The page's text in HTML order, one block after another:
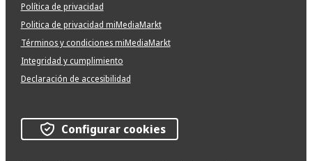
Política de privacidad
Politica de privacidad miMediaMarkt
Términos y condiciones miMediaMarkt
Integridad y cumplimiento
Declaración de accesibilidad
Configurar cookies